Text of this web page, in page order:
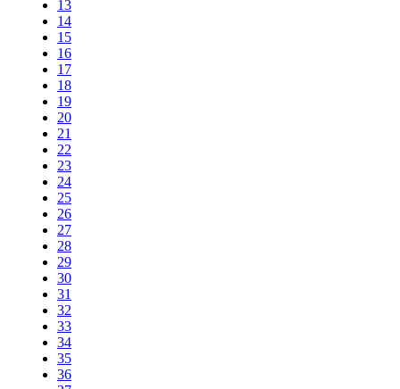
13
14
15
16
17
18
19
20
21
22
23
24
25
26
27
28
29
30
31
32
33
34
35
36